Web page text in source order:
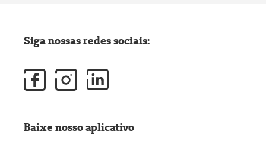
Siga nossas redes sociais:
Baixe nosso aplicativo